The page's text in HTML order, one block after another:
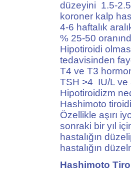
düzeyini 1.5-
koroner kalp
4-6 haftalık
% 25-50
Hipotiroidi
tedavisinden
T4 ve T3
TSH >4 IU/L ve
Hipotiroidizm
Hashimoto
Özellikle aşırı
sonraki bir yıl
hastalığın
hastalığın
Hashimoto